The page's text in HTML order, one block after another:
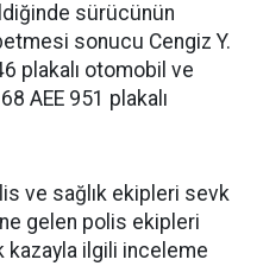
sürücünün
sonucu Cengiz Y.
plakalı otomobil ve
AEE 951 plakalı
ve sağlık ekipleri sevk
gelen polis ekipleri
kazayla ilgili inceleme